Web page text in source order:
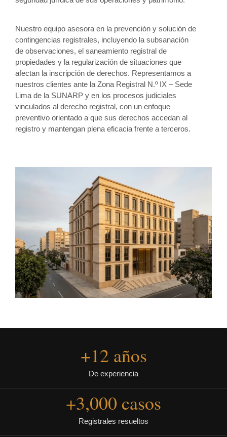
Nuestro equipo asesora en la prevención y solución de
contingencias registrales, incluyendo la subsanación
de observaciones, el saneamiento registral de
propiedades y la regularización de situaciones que
afectan la inscripción de derechos. Representamos a
nuestros clientes ante la Zona Registral N.º IX – Sede
Lima de la SUNARP y en los procesos judiciales
vinculados al derecho registral, con un enfoque
preventivo orientado a que sus derechos accedan al
registro y mantengan plena eficacia frente a terceros.
De experiencia
+12 años
Registrales resueltos
+3,000 casos